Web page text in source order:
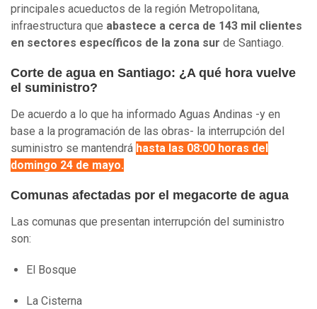
principales acueductos de la región Metropolitana,
infraestructura que abastece a cerca de 143 mil clientes
en sectores específicos de la zona sur de Santiago.
Corte de agua en Santiago: ¿A qué hora vuelve
el suministro?
De acuerdo a lo que ha informado Aguas Andinas -y en
base a la programación de las obras- la interrupción del
suministro se mantendrá hasta las 08:00 horas del
domingo 24 de mayo.
Comunas afectadas por el megacorte de agua
Las comunas que presentan interrupción del suministro
son:
El Bosque
La Cisterna